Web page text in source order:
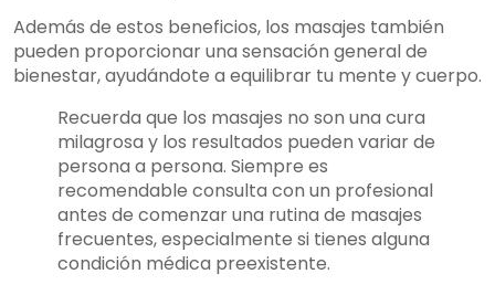
Además de estos beneficios, los masajes también
pueden proporcionar una sensación general de
bienestar, ayudándote a equilibrar tu mente y cuerpo.
Recuerda que los masajes no son una cura
milagrosa y los resultados pueden variar de
persona a persona. Siempre es
recomendable consulta con un profesional
antes de comenzar una rutina de masajes
frecuentes, especialmente si tienes alguna
condición médica preexistente.